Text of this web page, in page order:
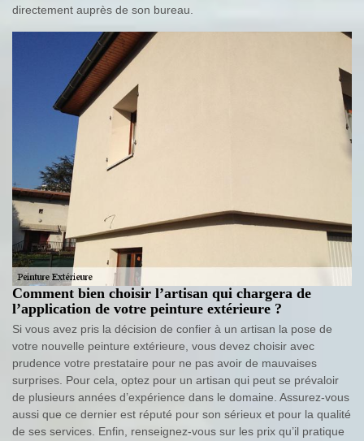
directement auprès de son bureau.
Comment bien choisir l’artisan qui chargera de
l’application de votre peinture extérieure ?
Si vous avez pris la décision de confier à un artisan la pose de
votre nouvelle peinture extérieure, vous devez choisir avec
prudence votre prestataire pour ne pas avoir de mauvaises
surprises. Pour cela, optez pour un artisan qui peut se prévaloir
de plusieurs années d’expérience dans le domaine. Assurez-vous
aussi que ce dernier est réputé pour son sérieux et pour la qualité
de ses services. Enfin, renseignez-vous sur les prix qu’il pratique